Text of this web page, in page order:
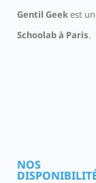
Gentil Geekest
Schoolab à Paris.
NOS